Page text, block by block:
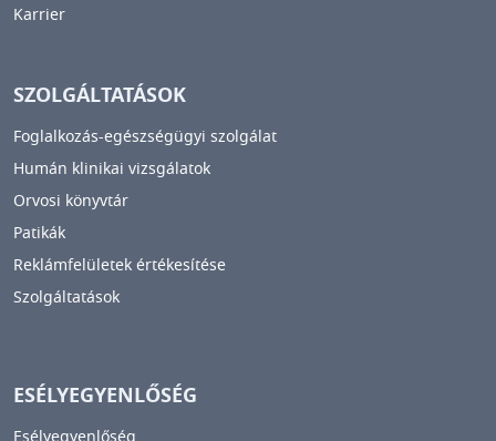
Karrier
SZOLGÁLTATÁSOK
Foglalkozás-egészségügyi szolgálat
Humán klinikai vizsgálatok
Orvosi könyvtár
Patikák
Reklámfelületek értékesítése
Szolgáltatások
ESÉLYEGYENLŐSÉG